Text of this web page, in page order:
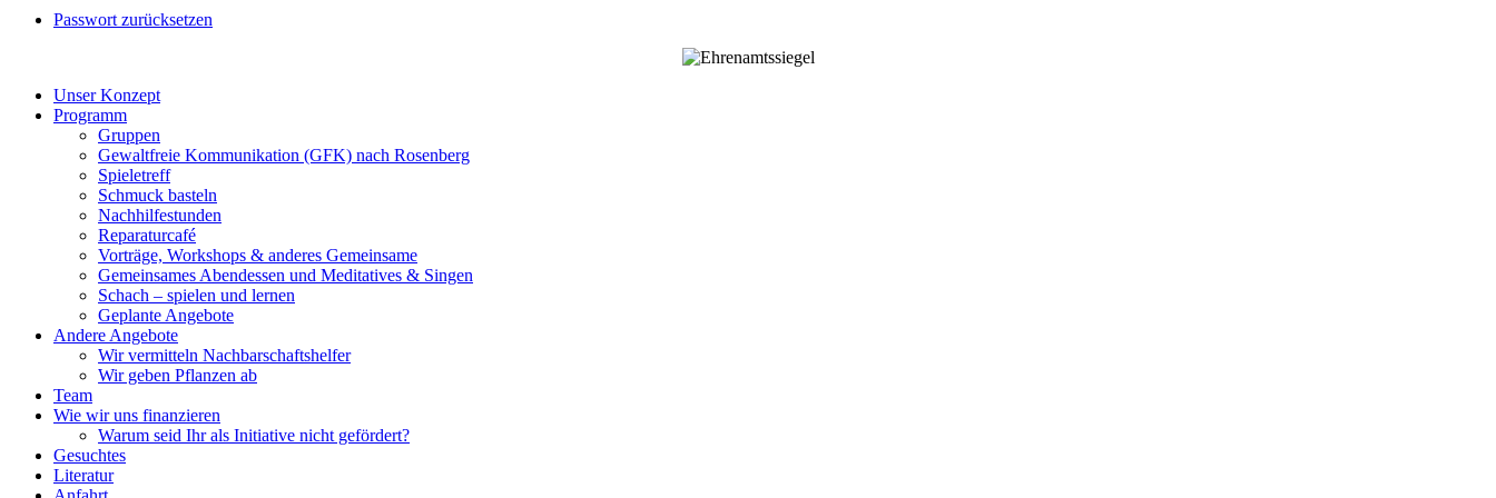
Passwort zurücksetzen
Unser Konzept
Programm
Gruppen
Gewaltfreie Kommunikation (GFK) nach Rosenberg
Spieletreff
Schmuck basteln
Nachhilfestunden
Reparaturcafé
Vorträge, Workshops & anderes Gemeinsame
Gemeinsames Abendessen und Meditatives & Singen
Schach – spielen und lernen
Geplante Angebote
Andere Angebote
Wir vermitteln Nachbarschaftshelfer
Wir geben Pflanzen ab
Team
Wie wir uns finanzieren
Warum seid Ihr als Initiative nicht gefördert?
Gesuchtes
Literatur